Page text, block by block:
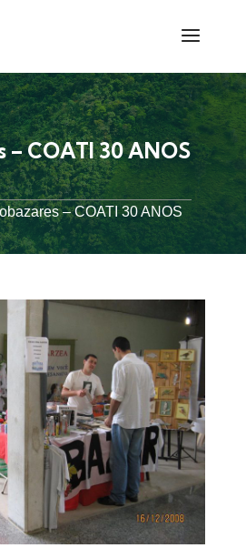
– COATI 30 ANOS
– COATI 30 ANOS